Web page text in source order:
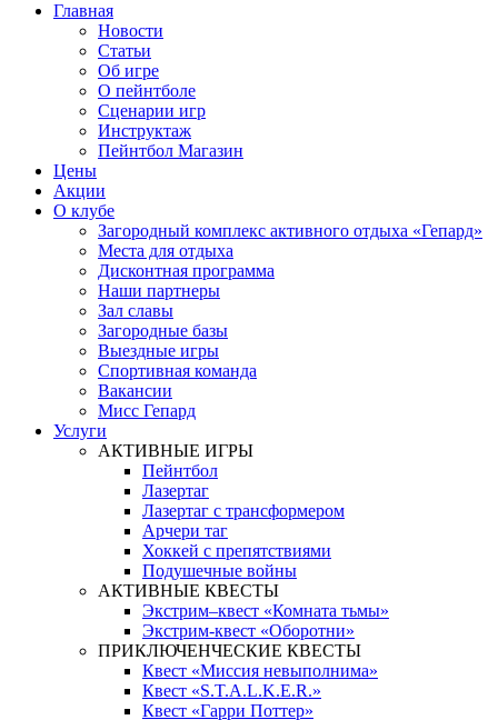
Главная
Новости
Статьи
Об игре
О пейнтболе
Сценарии игр
Инструктаж
Пейнтбол Магазин
Цены
Акции
О клубе
Загородный комплекс активного отдыха «Гепард»
Места для отдыха
Дисконтная программа
Наши партнеры
Зал славы
Загородные базы
Выездные игры
Спортивная команда
Вакансии
Мисс Гепард
Услуги
АКТИВНЫЕ ИГРЫ
Пейнтбол
Лазертаг
Лазертаг с трансформером
Арчери таг
Хоккей с препятствиями
Подушечные войны
АКТИВНЫЕ КВЕСТЫ
Экстрим–квест «Комната тьмы»
Экстрим-квест «Оборотни»
ПРИКЛЮЧЕНЧЕСКИЕ КВЕСТЫ
Квест «Миссия невыполнима»
Квест «S.T.A.L.K.E.R.»
Квест «Гарри Поттер»